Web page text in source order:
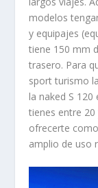
modelos
y equipajes
tiene 150 mm
trasero. Para
sport turismo
la naked S
tienes entre
ofrecerte
amplio de uso